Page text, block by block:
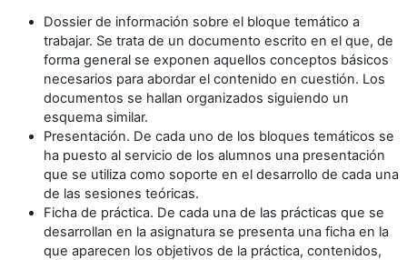
Dossier de información sobre el bloque temático a
trabajar. Se trata de un documento escrito en el que, de
forma general se exponen aquellos conceptos básicos
necesarios para abordar el contenido en cuestión. Los
documentos se hallan organizados siguiendo un
esquema similar.
Presentación. De cada uno de los bloques temáticos se
ha puesto al servicio de los alumnos una presentación
que se utiliza como soporte en el desarrollo de cada una
de las sesiones teóricas.
Ficha de práctica. De cada una de las prácticas que se
desarrollan en la asignatura se presenta una ficha en la
que aparecen los objetivos de la práctica, contenidos,